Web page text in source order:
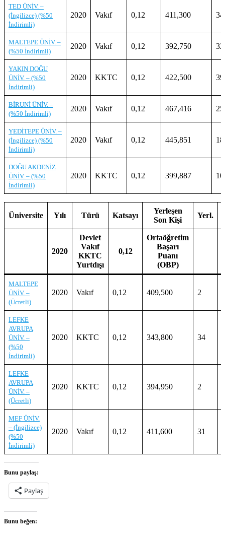
TED ÜNİV. –
(İngilizce) (%50
İndirimli)
2020 Vakıf 0,12 411,300 34
MALTEPE ÜNİV. –
(%50 İndirimli)
2020 Vakıf 0,12 392,750 32
YAKIN DOĞU
ÜNİV. – (%50
İndirimli)
2020 KKTC 0,12 422,500 39
BİRUNİ ÜNİV. –
(%50 İndirimli)
2020 Vakıf 0,12 467,416 25
YEDİTEPE ÜNİV. –
(İngilizce) (%50
İndirimli)
2020 Vakıf 0,12 445,851 18
DOĞU AKDENİZ
ÜNİV. – (%50
İndirimli)
2020 KKTC 0,12 399,887 10
Üniversite Yılı Türü Katsayı
Yerleşen
Son Kişi
Yerl.
2020
Devlet
Vakıf
KKTC
Yurtdışı
0,12
Ortaöğretim
Başarı
Puanı
(OBP)
MALTEPE
ÜNİV. –
(Ücretli)
2020 Vakıf 0,12 409,500 2
LEFKE
AVRUPA
ÜNİV. –
(%50
İndirimli)
2020 KKTC 0,12 343,800 34
LEFKE
AVRUPA
ÜNİV. –
(Ücretli)
2020 KKTC 0,12 394,950 2
MEF ÜNİV.
– (İngilizce)
(%50
İndirimli)
2020 Vakıf 0,12 411,600 31
Bunu paylaş:
Paylaş
Bunu beğen: